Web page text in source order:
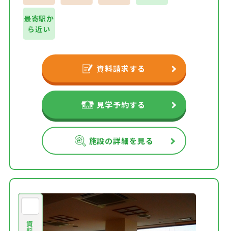
最寄駅か
ら近い
資料請求する
見学予約する
施設の詳細を見る